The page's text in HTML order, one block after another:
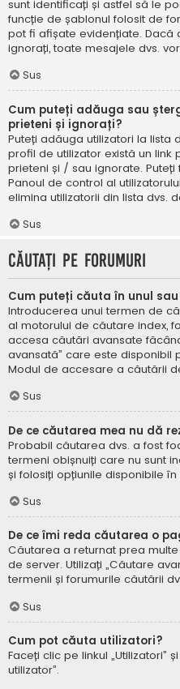
sunt identificați și astfel să le
funcție de șablonul folosit de
pot fi afișate evidențiate. Dacă
ignorați, toate mesajele dvs.
Sus
Cum puteți adăuga sau
prieteni și ignorați?
Puteți adăuga utilizatori la lista
profil de utilizator există un
prieteni și / sau ignorate.
Panoul de control al
elimina utilizatorii din lista dvs.
Sus
Căutați pe forumuri
Cum puteți căuta în unul
Introducerea unui termen de
al motorului de căutare index,
accesa căutări avansate
avansată” care este disponibil
Modul de accesare a căutării
Sus
De ce căutarea mea nu dă
Probabil căutarea dvs. a fost
termeni obișnuiți care nu sunt
și folosiți opțiunile disponibile
Sus
De ce îmi reda căutarea o
Căutarea a returnat prea
de server. Utilizați „Căutare
termenii și forumurile căutării
Sus
Cum pot căuta utilizatori?
Faceți clic pe linkul „Utilizatori”
utilizator”.